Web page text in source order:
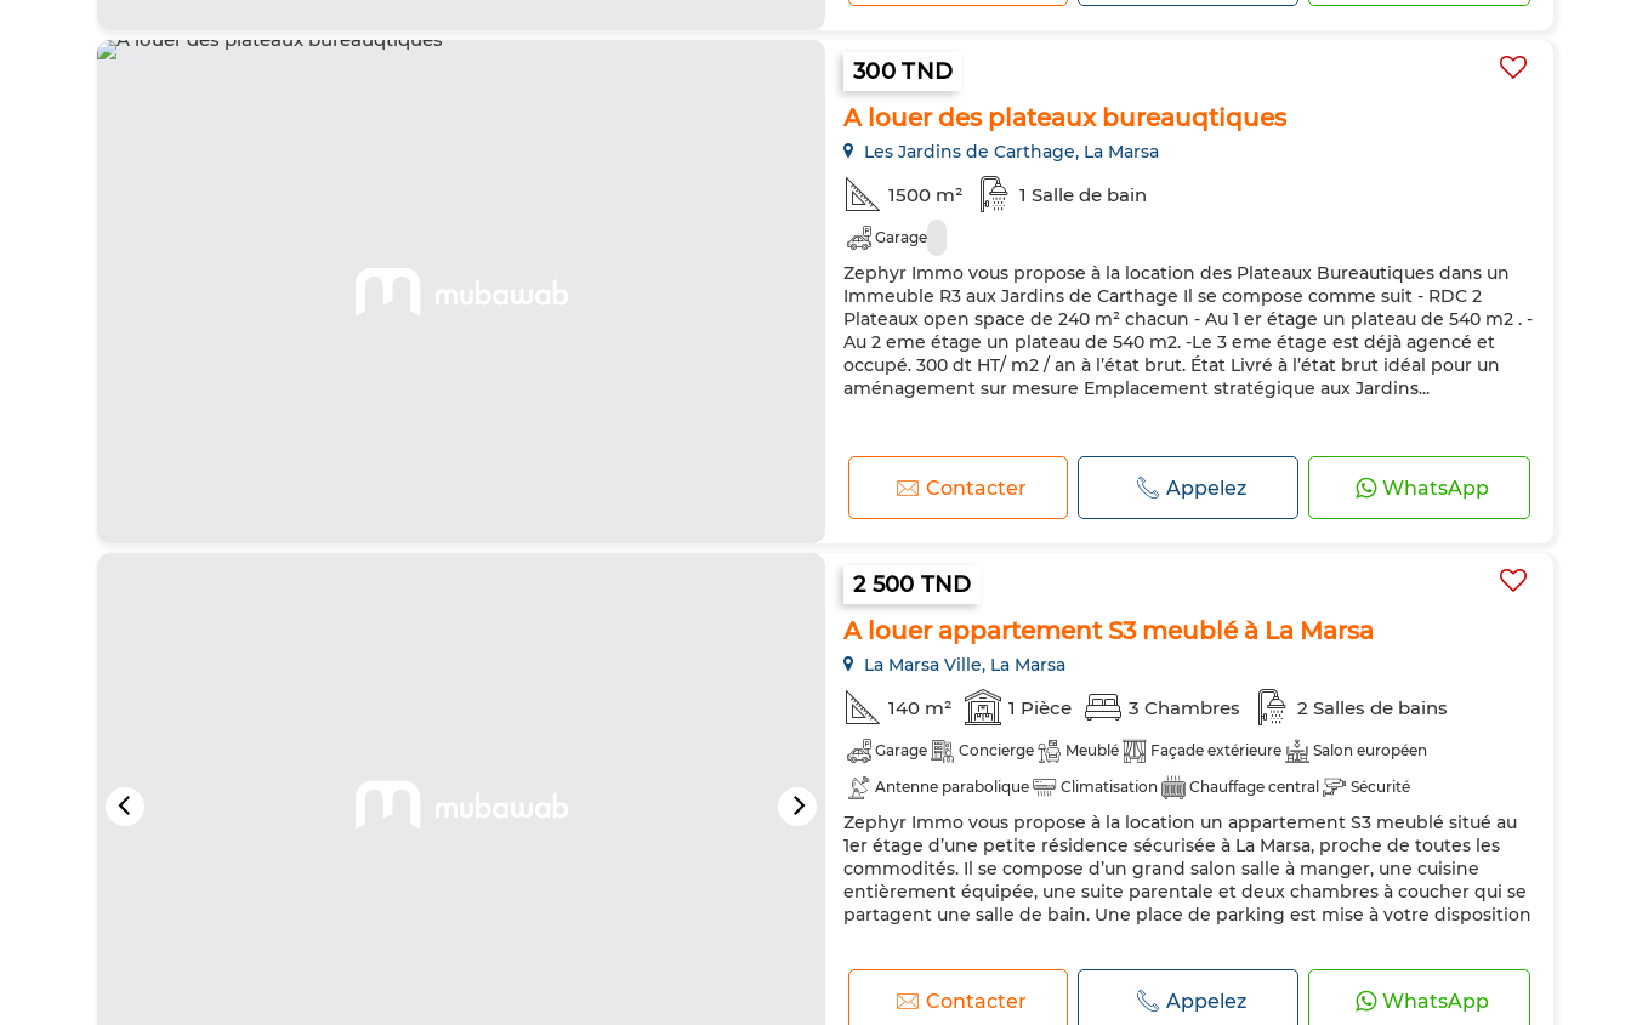
300 TND
A louer des plateaux bureauqtiques
Les Jardins de Carthage, La Marsa
1500 m² 1 Salle de bain
Garage
Zephyr Immo vous propose à la location des Plateaux Bureautiques dans un
Immeuble R3 aux Jardins de Carthage Il se compose comme suit - RDC 2
Plateaux open space de 240 m² chacun - Au 1 er étage un plateau de 540 m2 . -
Au 2 eme étage un plateau de 540 m2. -Le 3 eme étage est déjà agencé et
occupé. 300 dt HT/ m2 / an à l’état brut. État Livré à l’état brut idéal pour un
aménagement sur mesure Emplacement stratégique aux Jardins...
Contacter Appelez WhatsApp
2 500 TND
A louer appartement S3 meublé à La Marsa
La Marsa Ville, La Marsa
140 m² 1 Pièce 3 Chambres 2 Salles de bains
Garage Concierge Meublé Façade extérieure
Salon européen
Antenne parabolique
Climatisation Chauffage central
Sécurité
Double vitrage
Porte blindée Cuisine équipée Réfrigérateur Four
TV
Machine à laver
Micro-ondes Internet
Zephyr Immo vous propose à la location un appartement S3 meublé situé au
1er étage d’une petite résidence sécurisée à La Marsa, proche de toutes les
commodités. Il se compose d’un grand salon salle à manger, une cuisine
entièrement équipée, une suite parentale et deux chambres à coucher qui se
partagent une salle de bain. Une place de parking est mise à votre disposition
Contacter Appelez WhatsApp